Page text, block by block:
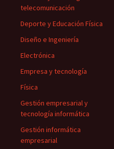
telecomunicación
Deporte y Educación Física
Diseño e Ingeniería
Electrónica
Empresa y tecnología
Física
Gestión empresarial y
tecnología informática
Gestión informática
empresarial